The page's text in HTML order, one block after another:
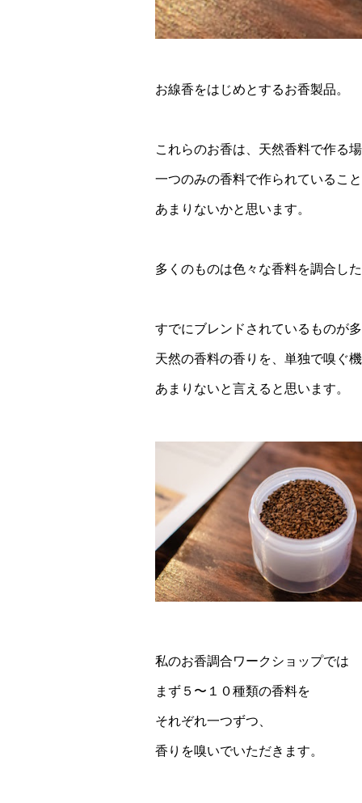
お線香をはじめとするお香製品。
これらのお香は、天然香料で作る
一つのみの香料で作られているこ
あまりないかと思います。
多くのものは色々な香料を調合し
すでにブレンドされているものが
天然の香料の香りを、単独で嗅ぐ
あまりないと言えると思います。
私のお香調合ワークショップでは
まず５〜１０種類の香料を
それぞれ一つずつ、
香りを嗅いでいただきます。